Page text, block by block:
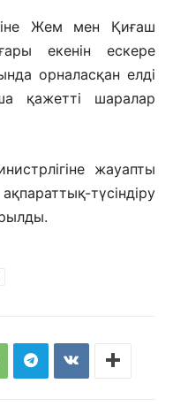
Жем мен Қиғаш
екенін ескере
орналасқан елді
қажетті шаралар
жауапты
түсіндіру